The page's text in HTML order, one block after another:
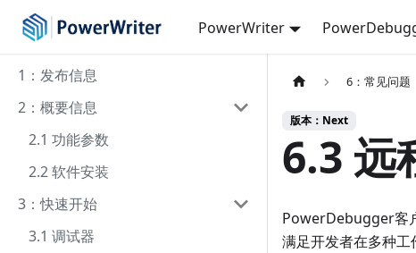
PowerWriter
1：发布信息
2：概要信息
2.1 功能参数
2.2 软件安装
3：快速开始
3.1 调试器
6：常见问题
版本：Next
6.3 远
PowerDebugger客
满足开发者在多种工